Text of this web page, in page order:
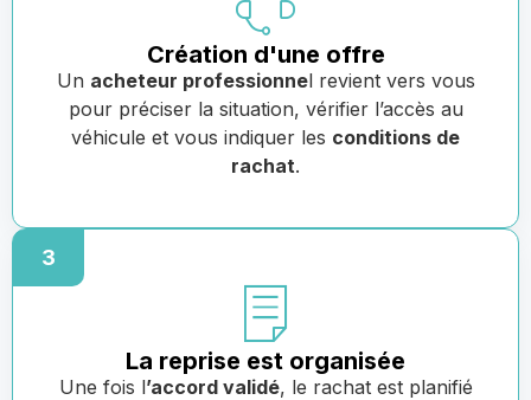
Création d'une offre
Un acheteur professionnel revient vers vous
pour préciser la situation, vérifier l’accès au
véhicule et vous indiquer les conditions de
rachat.
3
La reprise est organisée
Une fois l’accord validé, le rachat est planifié